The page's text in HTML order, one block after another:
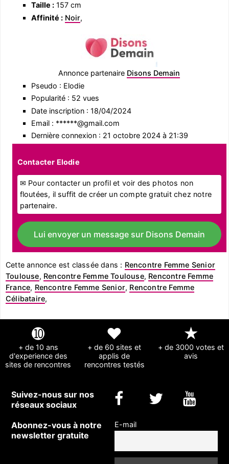
Taille :157 cm
Affinité : Noir,
Annonce partenaire Disons Demain
Pseudo : Elodie
Popularité : 52 vues
Date inscription : 18/04/2024
Email : ******@gmail.com
Dernière connexion : 21 octobre 2024 à 21:39
Contacter Elodie
✉ Pour contacter un profil et voir des photos non
floutées, il suffit de créer un compte gratuit chez notre
partenaire.
Lui envoyer un message sur Disons Demain
Cette annonce est classée dans : Rencontre Femme Senior
Toulouse, Rencontre Femme Toulouse, Rencontre Femme
France, Rencontre Femme Senior, Rencontre Femme
Célibataire,
➓
+ de 10 ans
d'experience des
sites de rencontres
❤
+ de 60 sites et
applis de
rencontres testés
★
+ de 3000 votes et
avis
Suivez-nous sur nos
réseaux sociaux
Abonnez-vous à notre
newsletter gratuite
E-mail